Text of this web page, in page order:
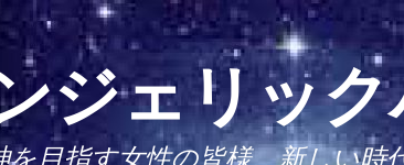
ジェリック
を目指す女性の皆様、新しい